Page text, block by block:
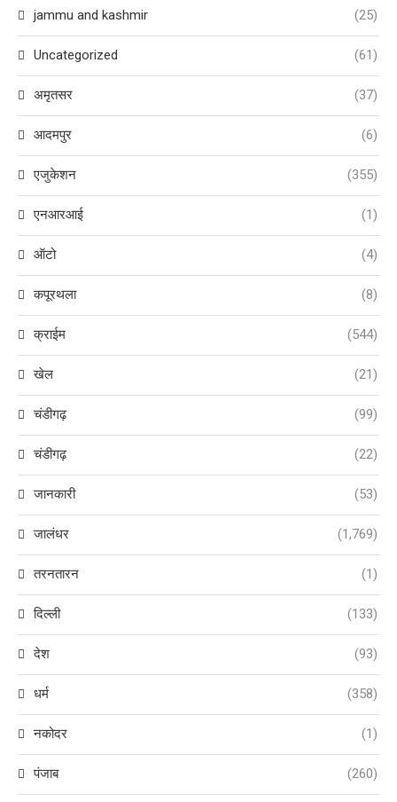
jammu and kashmir (25)
Uncategorized (61)
अमृतसर (37)
आदमपुर (6)
एजुकेशन (355)
एनआरआई (1)
ऑटो (4)
कपूरथला (8)
क्राईम (544)
खेल (21)
चंडीगढ़ (99)
चंडीगढ़ (22)
जानकारी (53)
जालंधर (1,769)
तरनतारन (1)
दिल्ली (133)
देश (93)
धर्म (358)
नकोदर (1)
पंजाब (260)